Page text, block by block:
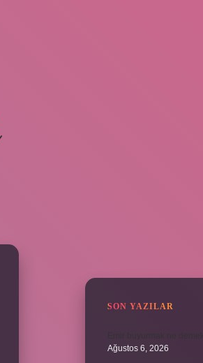
SON YAZILAR
Ağustos 6, 2026